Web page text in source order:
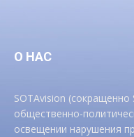
О НАС
SOTAvision
общественно-
освещении нарушения